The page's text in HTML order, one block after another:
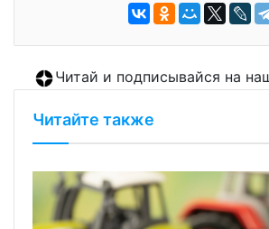
Читай и подписывайся на
Читайте также